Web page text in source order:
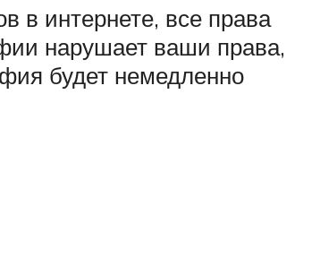
в интернете, все права
нарушает ваши права,
будет немедленно